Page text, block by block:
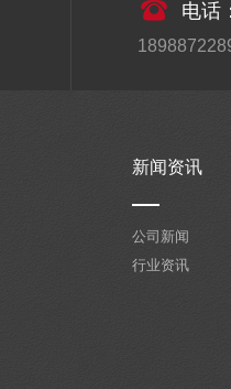
电话
新闻资讯
公司新闻
行业资讯